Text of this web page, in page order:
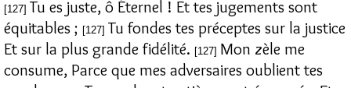
[127] Tu es juste, ô Éternel ! Et tes jugements sont
équitables ; [127] Tu fondes tes préceptes sur la justice
Et sur la plus grande fidélité. [127] Mon zèle me
consume, Parce que mes adversaires oublient tes